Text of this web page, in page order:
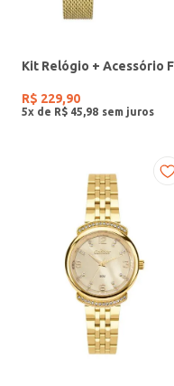
R$ 229,90
5x de R$ 45 98